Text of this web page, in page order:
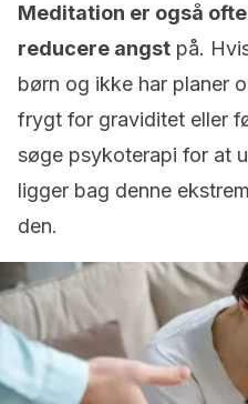
Meditation er også
reducere angst på.
børn og ikke har planer
frygt for graviditet eller
søge psykoterapi for at
ligger bag denne
den.